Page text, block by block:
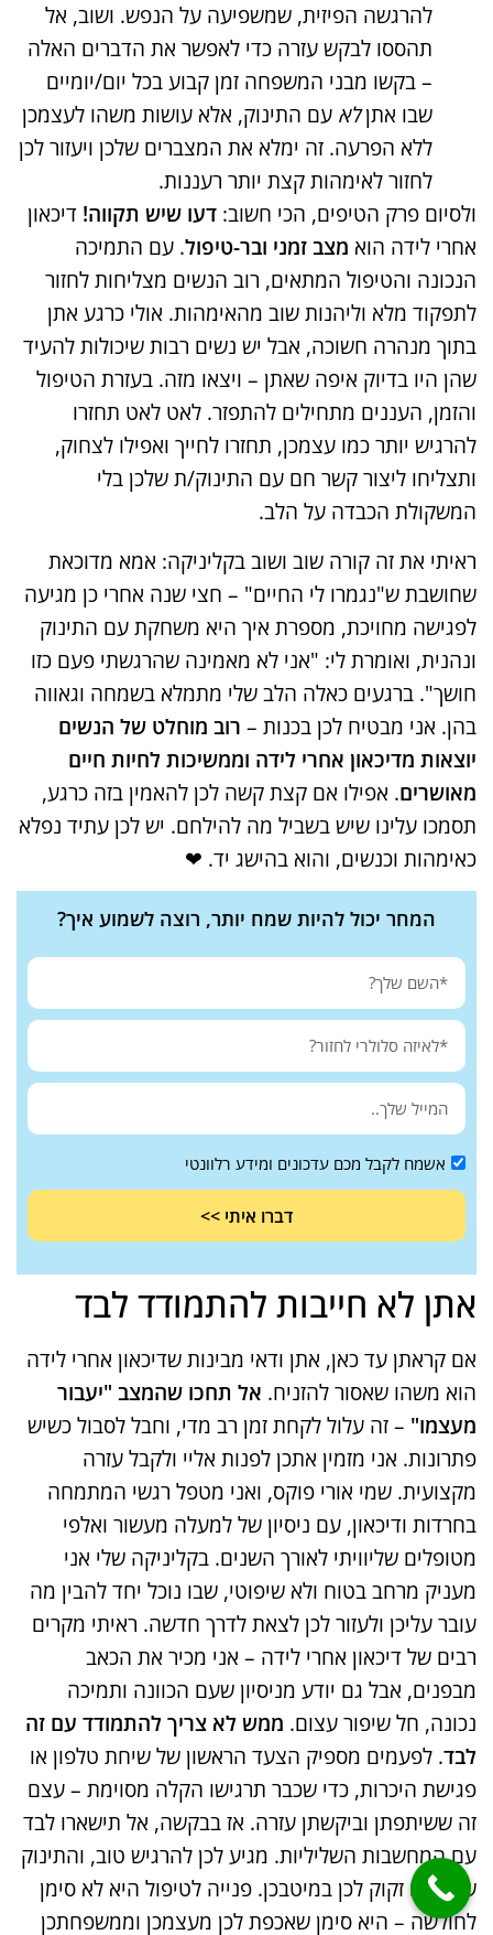
להרגשה הפיזית, שמשפיעה על הנפש. ושוב, אל
תהססו לבקש עזרה כדי לאפשר את הדברים האלה
– בקשו מבני המשפחה זמן קבוע בכל יום/יומיים
שבו אתןלא עם התינוק, אלא עושות משהו לעצמכן
ללא הפרעה. זה ימלא את המצברים שלכן ויעזור לכן
לחזור לאימהות קצת יותר רעננות.
ולסיום פרק הטיפים, הכי חשוב: דעו שיש תקווה! דיכאון
אחרי לידה הוא מצב זמני ובר-טיפול. עם התמיכה
הנכונה והטיפול המתאים, רוב הנשים מצליחות לחזור
לתפקוד מלא וליהנות שוב מהאימהות​. אולי כרגע אתן
בתוך מנהרה חשוכה, אבל יש נשים רבות שיכולות להעיד
שהן היו בדיוק איפה שאתן – ויצאו מזה. בעזרת הטיפול
והזמן, העננים מתחילים להתפזר. לאט לאט תחזרו
להרגיש יותר כמו עצמכן, תחזרו לחייך ואפילו לצחוק,
ותצליחו ליצור קשר חם עם התינוק/ת שלכן בלי
המשקולת הכבדה על הלב.
ראיתי את זה קורה שוב ושוב בקליניקה: אמא מדוכאת
שחושבת ש"נגמרו לי החיים" – חצי שנה אחרי כן מגיעה
לפגישה מחויכת, מספרת איך היא משחקת עם התינוק
ונהנית, ואומרת לי: "אני לא מאמינה שהרגשתי פעם כזו
חושך". ברגעים כאלה הלב שלי מתמלא בשמחה וגאווה
בהן. אני מבטיח לכן בכנות – רוב מוחלט של הנשים
יוצאות מדיכאון אחרי לידה וממשיכות לחיות חיים
מאושרים. אפילו אם קצת קשה לכן להאמין בזה כרגע,
תסמכו עלינו שיש בשביל מה להילחם. יש לכן עתיד נפלא
כאימהות וכנשים, והוא בהישג יד. ❤
המחר יכול להיות שמח יותר, רוצה לשמוע איך?
אשמח לקבל מכם עדכונים ומידע רלוונטי
דברו איתי >>
אתן לא חייבות להתמודד לבד
אם קראתן עד כאן, אתן ודאי מבינות שדיכאון אחרי לידה
הוא משהו שאסור להזניח. אל תחכו שהמצב "יעבור
מעצמו" – זה עלול לקחת זמן רב מדי, וחבל לסבול כשיש
פתרונות. אני מזמין אתכן לפנות אליי ולקבל עזרה
מקצועית. שמי אורי פוקס, ואני מטפל רגשי המתמחה
בחרדות ודיכאון, עם ניסיון של למעלה מעשור ואלפי
מטופלים שליוויתי לאורך השנים. בקליניקה שלי אני
מעניק מרחב בטוח ולא שיפוטי, שבו נוכל יחד להבין מה
עובר עליכן ולעזור לכן לצאת לדרך חדשה. ראיתי מקרים
רבים של דיכאון אחרי לידה – אני מכיר את הכאב
מבפנים, אבל גם יודע מניסיון שעם הכוונה ותמיכה
נכונה, חל שיפור עצום. ממש לא צריך להתמודד עם זה
לבד. לפעמים מספיק הצעד הראשון של שיחת טלפון או
פגישת היכרות, כדי שכבר תרגישו הקלה מסוימת – עצם
זה ששיתפתן וביקשתן עזרה. אז בבקשה, אל תישארו לבד
עם המחשבות השליליות. מגיע לכן להרגיש טוב, והתינוק
שלכן גם זקוק לכן במיטבכן. פנייה לטיפול היא לא סימן
לחולשה – היא סימן שאכפת לכן מעצמכן וממשפחתכן